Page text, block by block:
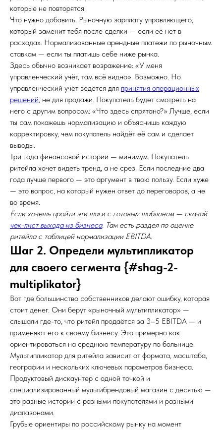
которые не повторятся.
Что нужно добавить. Рыночную зарплату управляющего,
который заменит тебя после сделки — если её нет в
расходах. Нормализованные арендные платежи по рыночным
ставкам — если ты платишь себе ниже рынка.
Здесь обычно возникает возражение: «У меня
управленческий учёт, там всё видно». Возможно. Но
управленческий учёт ведётся для принятия операционных
решений, не для продажи. Покупатель будет смотреть на
него с другим вопросом: «Что здесь спрятано?» Лучше, если
ты сам покажешь нормализацию и объяснишь каждую
корректировку, чем покупатель найдёт её сам и сделает
выводы.
Три года финансовой истории — минимум. Покупатель
ритейла хочет видеть тренд, а не срез. Если последние два
года лучше первого — это аргумент в твою пользу. Если хуже
— это вопрос, на который нужен ответ до переговоров, а не
во время.
Если хочешь пройти эти шаги с готовым шаблоном — скачай
чек-лист выхода из бизнеса. Там есть раздел по оценке
ритейла с таблицей нормализации EBITDA.
Шаг 2. Определи мультипликатор
для своего сегмента {#shag-2-
multiplikator}
Вот где большинство собственников делают ошибку, которая
стоит денег. Они берут «рыночный мультипликатор» —
слышали где-то, что ритейл продаётся за 3–5 EBITDA — и
применяют его к своему бизнесу. Это примерно как
ориентироваться на среднюю температуру по больнице.
Мультипликатор для ритейла зависит от формата, масштаба,
географии и нескольких ключевых параметров бизнеса.
Продуктовый дискаунтер с одной точкой и
специализированный мультибрендовый магазин с десятью —
это разные истории с разными покупателями и разными
диапазонами.
Грубые ориентиры по российскому рынку на момент